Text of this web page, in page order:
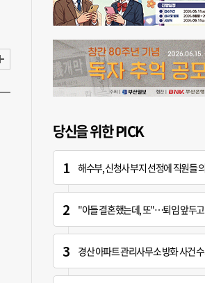
당신을 위한 PICK
해수부, 신청사 부지 선정에 직원들
"아들 결혼했는데, 또"…퇴임 앞두고 가짜 청첩장 뿌린
경산 아파트 관리사무소 방화 사건 수사팀장